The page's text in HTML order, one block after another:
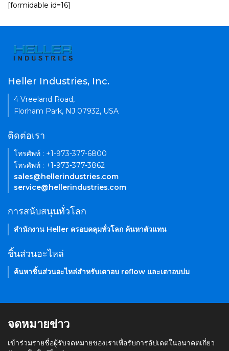
[formidable id=16]
Heller Industries, Inc.
4 Vreeland Road,
Florham Park, NJ 07932, USA
ติดต่อเรา
โทรศัพท์ : +1-973-377-6800
โทรศัพท์ : +1-973-377-3862
sales@hellerindustries.com
service@hellerindustries.com
การสนับสนุนทั่วโลก
สำนักงาน Heller ครอบคลุมทั่วโลก ค้นหาตัวแทน
ชิ้นส่วนอะไหล่
ค้นหาชิ้นส่วนอะไหล่สำหรับเตาอบ reflow และเตาอบบ่ม
จดหมายข่าว
เข้าร่วมรายชื่อผู้รับจดหมายของเราเพื่อรับการอัปเดตในอนาคตเกี่ยว